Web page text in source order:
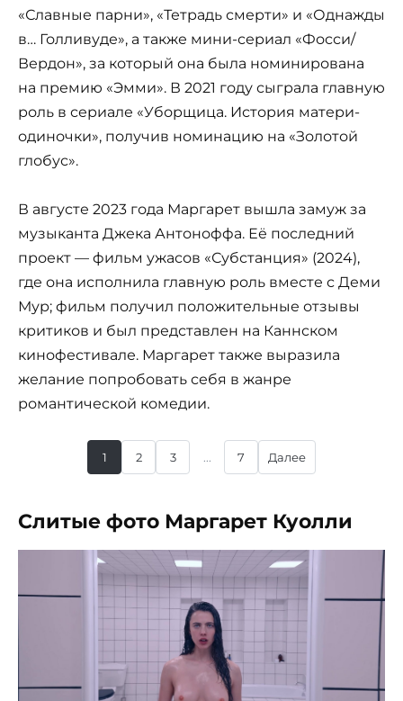
«Славные парни», «Тетрадь смерти» и «Однажды
в… Голливуде», а также мини-сериал «Фосси/
Вердон», за который она была номинирована
на премию «Эмми». В 2021 году сыграла главную
роль в сериале «Уборщица. История матери-
одиночки», получив номинацию на «Золотой
глобус».
В августе 2023 года Маргарет вышла замуж за
музыканта Джека Антоноффа. Её последний
проект — фильм ужасов «Субстанция» (2024),
где она исполнила главную роль вместе с Деми
Мур; фильм получил положительные отзывы
критиков и был представлен на Каннском
кинофестивале. Маргарет также выразила
желание попробовать себя в жанре
романтической комедии.
1 2 3 ... 7 Далее
Слитые фото Маргарет Куолли